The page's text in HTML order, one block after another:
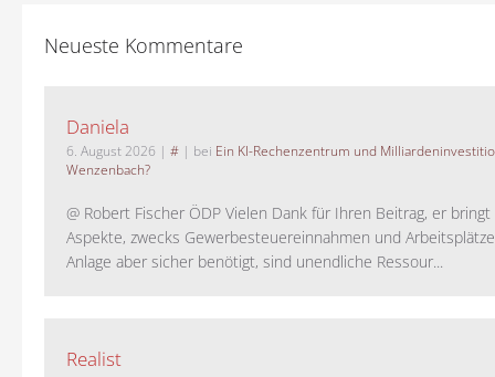
Neueste Kommentare
Daniela
6. August 2026 | # | bei Ein KI-Rechenzentrum und
Wenzenbach?
@ Robert Fischer ÖDP Vielen Dank für Ihren Beitrag, er
Aspekte, zwecks Gewerbesteuereinnahmen und
Anlage aber sicher benötigt, sind unendliche Ressour...
Realist